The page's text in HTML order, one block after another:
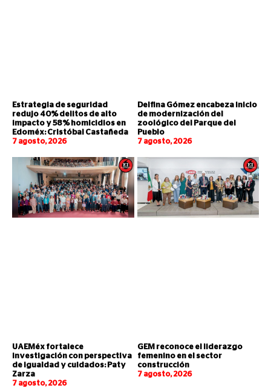
Estrategia de seguridad
redujo 40% delitos de alto
impacto y 58% homicidios en
Edoméx: Cristóbal Castañeda
7 agosto, 2026
Delfina Gómez encabeza inicio
de modernización del
zoológico del Parque del
Pueblo
7 agosto, 2026
UAEMéx fortalece
investigación con perspectiva
de igualdad y cuidados: Paty
Zarza
7 agosto, 2026
GEM reconoce el liderazgo
femenino en el sector
construcción
7 agosto, 2026